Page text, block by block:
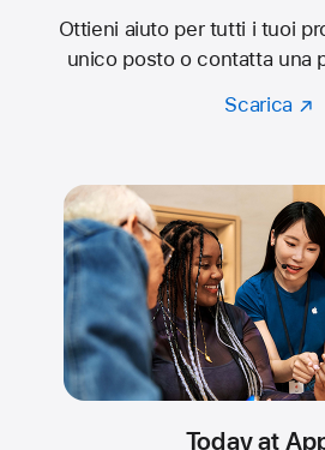
Ottieni aiuto per tutti i tuoi
unico posto o contatta una
Scarica
Today at